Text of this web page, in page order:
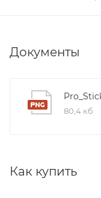
Документы
80,4 кб
Как купить